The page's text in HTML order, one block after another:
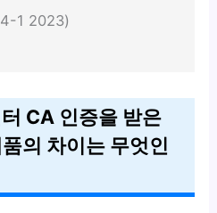
1 2023)
CA 인증을 받은
의 차이는 무엇인